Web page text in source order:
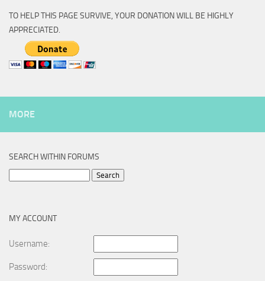
TO HELP THIS PAGE SURVIVE, YOUR DONATION WILL BE HIGHLY
APPRECIATED.
MORE
SEARCH WITHIN FORUMS
MY ACCOUNT
Username:
Password: